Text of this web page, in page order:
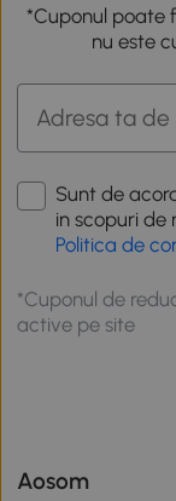
*Cuponul poate
nu este
Sunt de
in scopuri de
Politica de
*Cuponul de
active pe site
Aosom